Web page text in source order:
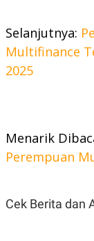
E
M
Y
S
E
.
I
G
G
A
C
E
R
J
I
T
Selanjutnya:
Multifinance
2025
Menarik
Perempuan
Cek Berita dan